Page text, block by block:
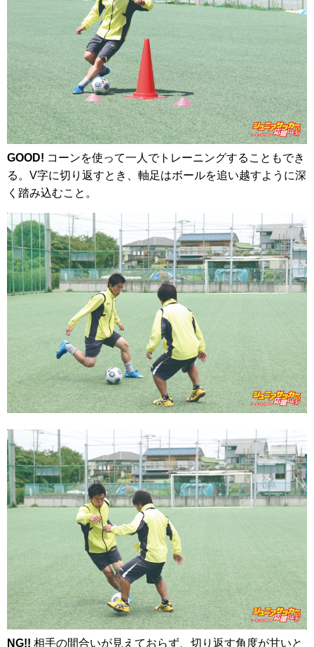
GOOD! コーンを使って一人でトレーニングすることもでき
る。V字に切り返すとき、軸足はボールを追い越すように深
く踏み込むこと。
NG!! 相手の間合いが見えておらず、切り返す角度が甘いと